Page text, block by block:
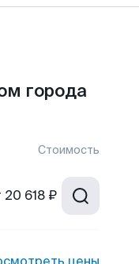
города
Стоимость
20 618 ₽